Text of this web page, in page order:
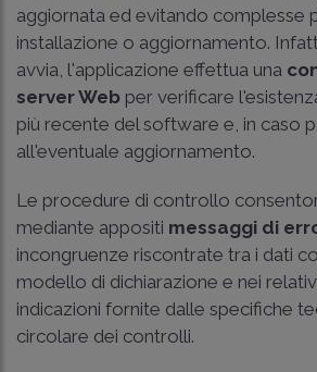
aggiornata ed evitando complesse
installazione o aggiornamento.
avvia, l'applicazione effettua una
server Web per verificare
più recente del software e, in caso
all'eventuale aggiornamento.
Le procedure di controllo
mediante appositi messaggi di
incongruenze riscontrate tra i dati
modello di dichiarazione e nei
indicazioni fornite dalle specifiche
circolare dei controlli.